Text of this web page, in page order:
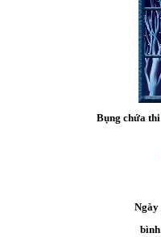
Bụng chứa
Ngày